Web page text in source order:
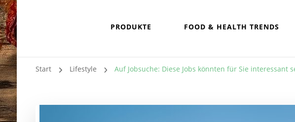
PRODUKTE FOOD & HEALTH TRENDS
Start Lifestyle Auf Jobsuche: Diese Jobs könnten für Sie interessant